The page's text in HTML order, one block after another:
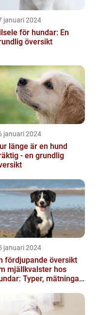
januari 2024
för hundar: En
översikt
januari 2024
länge är en hund
- en grundlig
januari 2024
fördjupande översikt
mjällkvalster hos
Typer, mätningar